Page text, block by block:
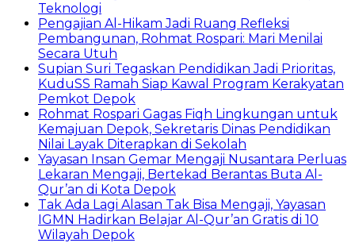
Teknologi
Pengajian Al-Hikam Jadi Ruang Refleksi
Pembangunan, Rohmat Rospari: Mari Menilai
Secara Utuh
Supian Suri Tegaskan Pendidikan Jadi Prioritas,
KuduSS Ramah Siap Kawal Program Kerakyatan
Pemkot Depok
Rohmat Rospari Gagas Fiqh Lingkungan untuk
Kemajuan Depok, Sekretaris Dinas Pendidikan
Nilai Layak Diterapkan di Sekolah
Yayasan Insan Gemar Mengaji Nusantara Perluas
Lekaran Mengaji, Bertekad Berantas Buta Al-
Qur’an di Kota Depok
Tak Ada Lagi Alasan Tak Bisa Mengaji, Yayasan
IGMN Hadirkan Belajar Al-Qur’an Gratis di 10
Wilayah Depok